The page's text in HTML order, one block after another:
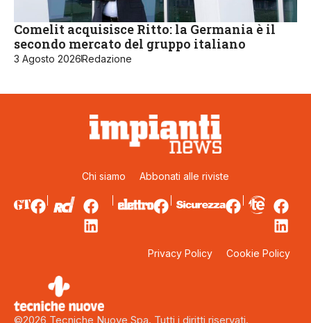
Comelit acquisisce Ritto: la Germania è il
secondo mercato del gruppo italiano
3 Agosto 2026Redazione
Chi siamo Abbonati alle riviste
Privacy Policy Cookie Policy
©2026 Tecniche Nuove Spa. Tutti i diritti riservati.